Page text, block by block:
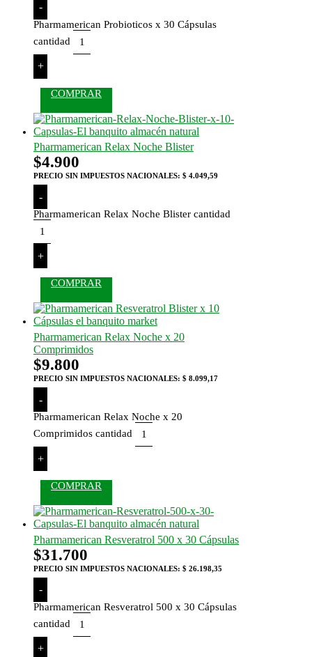
-
Pharmamerican Probioticos x 30 Cápsulas
cantidad
+
COMPRAR
Pharmamerican Relax Noche Blister
$4.900
PRECIO SIN IMPUESTOS NACIONALES: $ 4.049,59
-
Pharmamerican Relax Noche Blister cantidad
+
COMPRAR
Pharmamerican Relax Noche x 20
Comprimidos
$9.800
PRECIO SIN IMPUESTOS NACIONALES: $ 8.099,17
-
Pharmamerican Relax Noche x 20
Comprimidos cantidad
+
COMPRAR
Pharmamerican Resveratrol 500 x 30 Cápsulas
$31.700
PRECIO SIN IMPUESTOS NACIONALES: $ 26.198,35
-
Pharmamerican Resveratrol 500 x 30 Cápsulas
cantidad
+